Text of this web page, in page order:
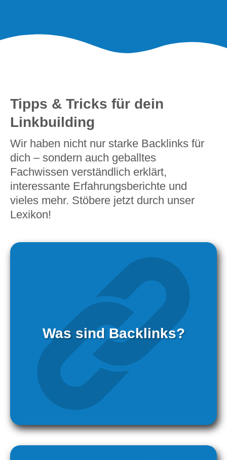
Tipps & Tricks für dein
Linkbuilding
Wir haben nicht nur starke Backlinks für
dich – sondern auch geballtes
Fachwissen verständlich erklärt,
interessante Erfahrungsberichte und
vieles mehr. Stöbere jetzt durch unser
Lexikon!
Was sind Backlinks?